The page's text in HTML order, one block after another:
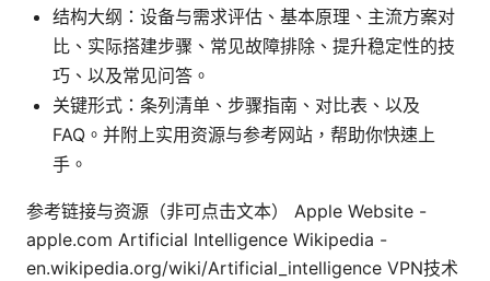
结构大纲：设备与需求评估、基本原理、主流方案对
比、实际搭建步骤、常见故障排除、提升稳定性的技
巧、以及常见问答。
关键形式：条列清单、步骤指南、对比表、以及
FAQ。并附上实用资源与参考网站，帮助你快速上
手。
参考链接与资源（非可点击文本） Apple Website -
apple.com Artificial Intelligence Wikipedia -
en.wikipedia.org/wiki/Artificial_intelligence VPN技术